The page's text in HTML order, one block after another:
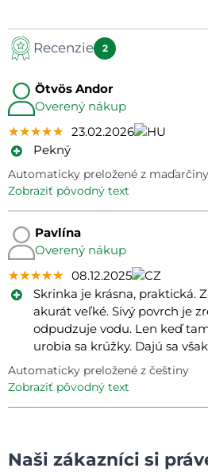
Recenzie 2
Ötvös Andor
Overený nákup
★★★★★
★★★★★
★★★★★ 23.02.2026
Pekný
Automaticky preložené z maďarčiny
zobraziť pôvodný text
Pavlína
Overený nákup
★★★★★
★★★★★
★★★★★ 08.12.2025
Skrinka je krásna, praktická.
akurát veľké. Sivý povrch je
odpudzuje vodu. Len keď
urobia sa krúžky. Dajú sa
Automaticky preložené z češtiny
zobraziť pôvodný text
Naši zákazníci si